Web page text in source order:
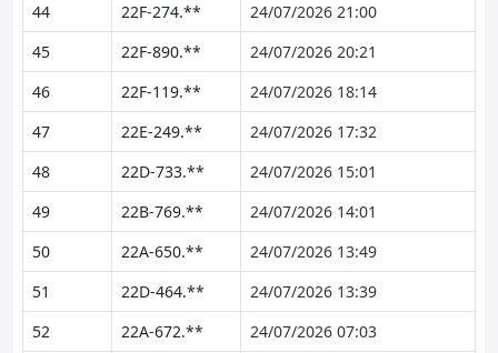
44
22F-274.**
24/07/2026 21:00
45
22F-890.**
24/07/2026 20:21
46
22F-119.**
24/07/2026 18:14
47
22E-249.**
24/07/2026 17:32
48
22D-733.**
24/07/2026 15:01
49
22B-769.**
24/07/2026 14:01
50
22A-650.**
24/07/2026 13:49
51
22D-464.**
24/07/2026 13:39
52
22A-672.** 24/07/2026 07:03